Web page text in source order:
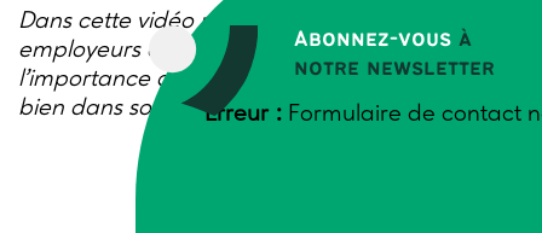
Abonnez-vous à
notre newsletter
Erreur : Formulaire de contact
Dans cette vidéo réalisée par Trame, 5
employeurs et salariés témoignent de
l’importance des relations humaines pour être
bien dans son travail.